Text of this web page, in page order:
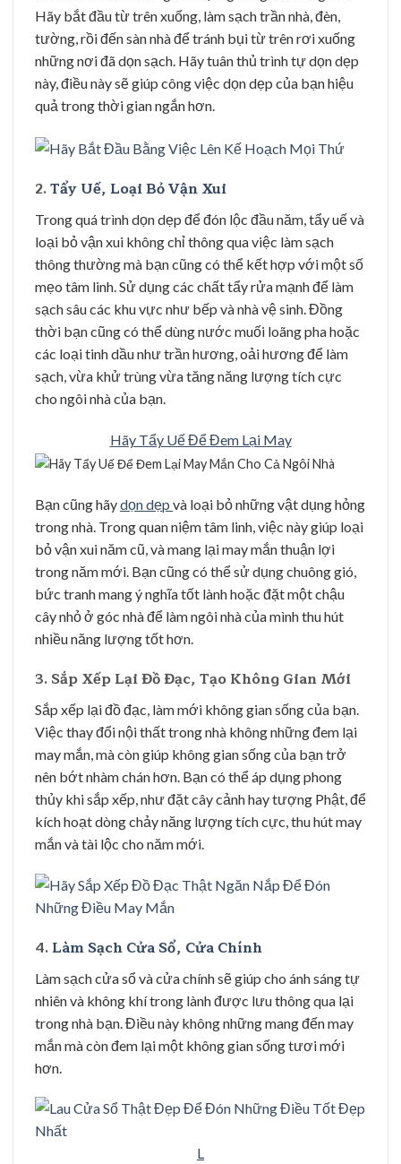
Hãy bắt đầu từ trên xuống, làm sạch trần nhà, đèn,
tường, rồi đến sàn nhà để tránh bụi từ trên rơi xuống
những nơi đã dọn sạch. Hãy tuân thủ trình tự dọn dẹp
này, điều này sẽ giúp công việc dọn dẹp của bạn hiệu
quả trong thời gian ngắn hơn.
2.Tẩy Uế, Loại Bỏ Vận Xui
Trong quá trình dọn dẹp để đón lộc đầu năm, tẩy uế và
loại bỏ vận xui không chỉ thông qua việc làm sạch
thông thường mà bạn cũng có thể kết hợp với một số
mẹo tâm linh. Sử dụng các chất tẩy rửa mạnh để làm
sạch sâu các khu vực như bếp và nhà vệ sinh. Đồng
thời bạn cũng có thể dùng nước muối loãng pha hoặc
các loại tinh dầu như trần hương, oải hương để làm
sạch, vừa khử trùng vừa tăng năng lượng tích cực
cho ngôi nhà của bạn.
Hãy Tẩy Uế Để Đem Lại May
Bạn cũng hãydọn dẹp và loại bỏ những vật dụng hỏng
trong nhà. Trong quan niệm tâm linh, việc này giúp loại
bỏ vận xui năm cũ, và mang lại may mắn thuận lợi
trong năm mới. Bạn cũng có thể sử dụng chuông gió,
bức tranh mang ý nghĩa tốt lành hoặc đặt một chậu
cây nhỏ ở góc nhà để làm ngôi nhà của mình thu hút
nhiều năng lượng tốt hơn.
3. Sắp Xếp Lại Đồ Đạc, Tạo Không Gian Mới
Sắp xếp lại đồ đạc, làm mới không gian sống của bạn.
Việc thay đổi nội thất trong nhà không những đem lại
may mắn, mà còn giúp không gian sống của bạn trở
nên bớt nhàm chán hơn. Bạn có thể áp dụng phong
thủy khi sắp xếp, như đặt cây cảnh hay tượng Phật, để
kích hoạt dòng chảy năng lượng tích cực, thu hút may
mắn và tài lộc cho năm mới.
4.Làm Sạch Cửa Sổ, Cửa Chính
Làm sạch cửa sổ và cửa chính sẽ giúp cho ánh sáng tự
nhiên và không khí trong lành được lưu thông qua lại
trong nhà bạn. Điều này không những mang đến may
mắn mà còn đem lại một không gian sống tươi mới
hơn.
L